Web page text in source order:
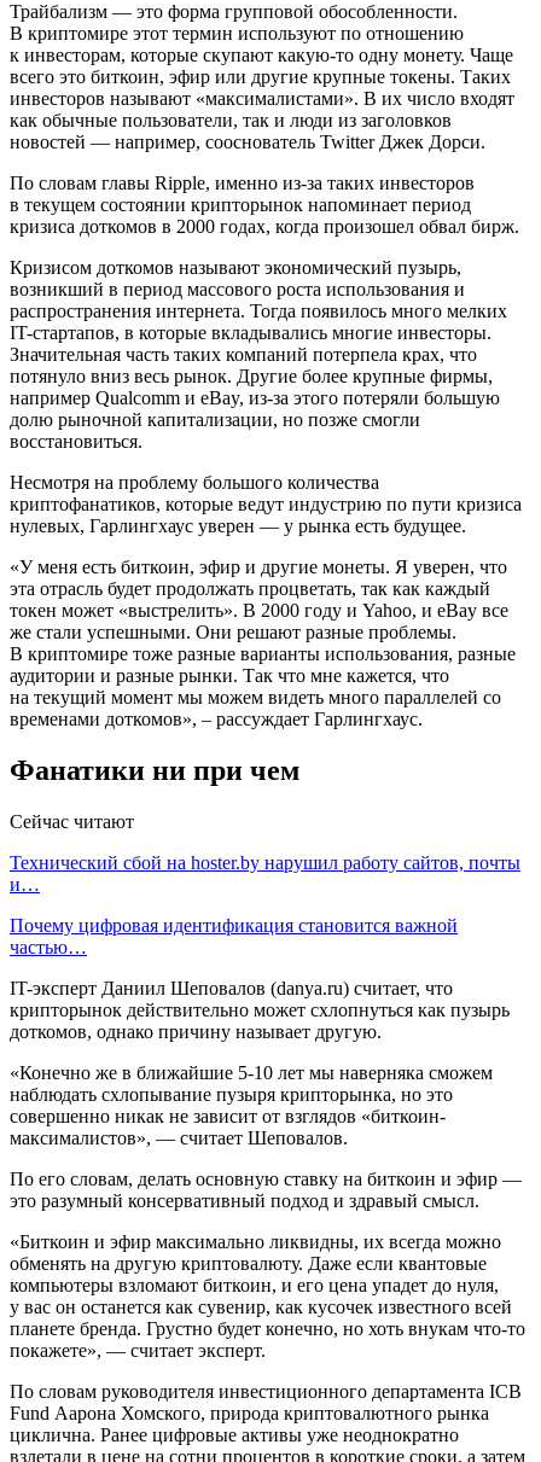
Трайбализм — это форма групповой обособленности.
В криптомире этот термин используют по отношению
к инвесторам, которые скупают какую-то одну монету. Чаще
всего это биткоин, эфир или другие крупные токены. Таких
инвесторов называют «максималистами». В их число входят
как обычные пользователи, так и люди из заголовков
новостей — например, сооснователь Twitter Джек Дорси.
По словам главы Ripple, именно из-за таких инвесторов
в текущем состоянии крипторынок напоминает период
кризиса доткомов в 2000 годах, когда произошел обвал бирж.
Кризисом доткомов называют экономический пузырь,
возникший в период массового роста использования и
распространения интернета. Тогда появилось много мелких
IT-стартапов, в которые вкладывались многие инвесторы.
Значительная часть таких компаний потерпела крах, что
потянуло вниз весь рынок. Другие более крупные фирмы,
например Qualcomm и eBay, из-за этого потеряли большую
долю рыночной капитализации, но позже смогли
восстановиться.
Несмотря на проблему большого количества
криптофанатиков, которые ведут индустрию по пути кризиса
нулевых, Гарлингхаус уверен — у рынка есть будущее.
«У меня есть биткоин, эфир и другие монеты. Я уверен, что
эта отрасль будет продолжать процветать, так как каждый
токен может «выстрелить». В 2000 году и Yahoo, и eBay все
же стали успешными. Они решают разные проблемы.
В криптомире тоже разные варианты использования, разные
аудитории и разные рынки. Так что мне кажется, что
на текущий момент мы можем видеть много параллелей со
временами доткомов», – рассуждает Гарлингхаус.
Фанатики ни при чем
Сейчас читают
Технический сбой на hoster.by нарушил работу сайтов, почты
и…
Почему цифровая идентификация становится важной
частью…
IT-эксперт Даниил Шеповалов (danya.ru) считает, что
крипторынок действительно может схлопнуться как пузырь
доткомов, однако причину называет другую.
«Конечно же в ближайшие 5-10 лет мы наверняка сможем
наблюдать схлопывание пузыря крипторынка, но это
совершенно никак не зависит от взглядов «биткоин-
максималистов», — считает Шеповалов.
По его словам, делать основную ставку на биткоин и эфир —
это разумный консервативный подход и здравый смысл.
«Биткоин и эфир максимально ликвидны, их всегда можно
обменять на другую криптовалюту. Даже если квантовые
компьютеры взломают биткоин, и его цена упадет до нуля,
у вас он останется как сувенир, как кусочек известного всей
планете бренда. Грустно будет конечно, но хоть внукам что-то
покажете», — считает эксперт.
По словам руководителя инвестиционного департамента ICB
Fund Аарона Хомского, природа криптовалютного рынка
циклична. Ранее цифровые активы уже неоднократно
взлетали в цене на сотни процентов в короткие сроки, а затем